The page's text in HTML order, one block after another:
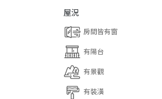
屋況
房間皆有窗
有陽台
有景觀
有裝潢